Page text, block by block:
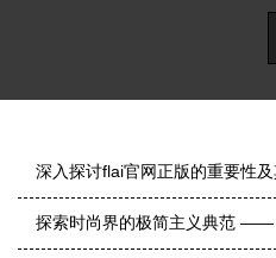
深入探讨flai官网正版的重要性
探索时尚界的极简主义典范 ——